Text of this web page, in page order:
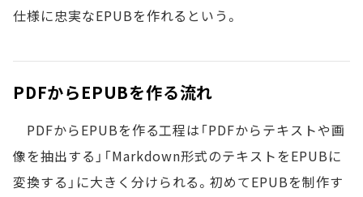
仕様に忠実なEPUBを作れるという。
PDFからEPUBを作る流れ
PDFからEPUBを作る工程は「PDFからテキストや画
像を抽出する」「Markdown形式のテキストをEPUBに
変換する」に大きく分けられる。初めてEPUBを制作す